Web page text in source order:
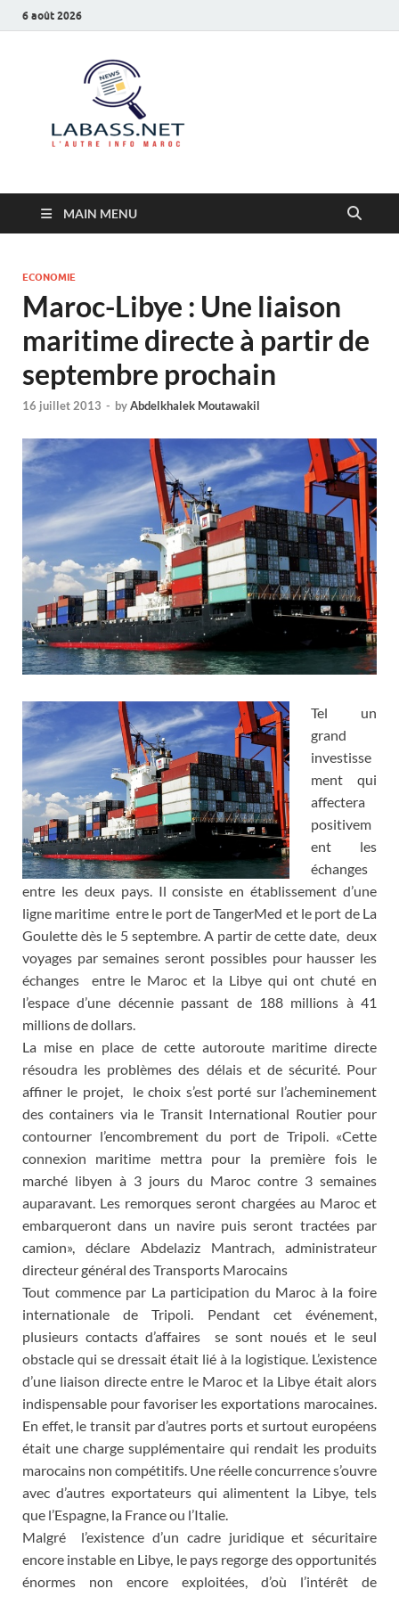
6 août 2026
MAIN MENU
ECONOMIE
Maroc-Libye : Une liaison
maritime directe à partir de
septembre prochain
16 juillet 2013 - byAbdelkhalek Moutawakil
Tel un
grand
investisse
ment qui
affectera
positivem
ent les
échanges
entre les deux pays. Il consiste en établissement d’une
ligne maritime entre le port de TangerMed et le port de La
Goulette dès le 5 septembre. A partir de cette date, deux
voyages par semaines seront possibles pour hausser les
échanges entre le Maroc et la Libye qui ont chuté en
l’espace d’une décennie passant de 188 millions à 41
millions de dollars.
La mise en place de cette autoroute maritime directe
résoudra les problèmes des délais et de sécurité. Pour
affiner le projet, le choix s’est porté sur l’acheminement
des containers via le Transit International Routier pour
contourner l’encombrement du port de Tripoli. «Cette
connexion maritime mettra pour la première fois le
marché libyen à 3 jours du Maroc contre 3 semaines
auparavant. Les remorques seront chargées au Maroc et
embarqueront dans un navire puis seront tractées par
camion», déclare Abdelaziz Mantrach, administrateur
directeur général des Transports Marocains
Tout commence par La participation du Maroc à la foire
internationale de Tripoli. Pendant cet événement,
plusieurs contacts d’affaires se sont noués et le seul
obstacle qui se dressait était lié à la logistique. L’existence
d’une liaison directe entre le Maroc et la Libye était alors
indispensable pour favoriser les exportations marocaines.
En effet, le transit par d’autres ports et surtout européens
était une charge supplémentaire qui rendait les produits
marocains non compétitifs. Une réelle concurrence s’ouvre
avec d’autres exportateurs qui alimentent la Libye, tels
que l’Espagne, la France ou l’Italie.
Malgré l’existence d’un cadre juridique et sécuritaire
encore instable en Libye, le pays regorge des opportunités
énormes non encore exploitées, d’où l’intérêt de